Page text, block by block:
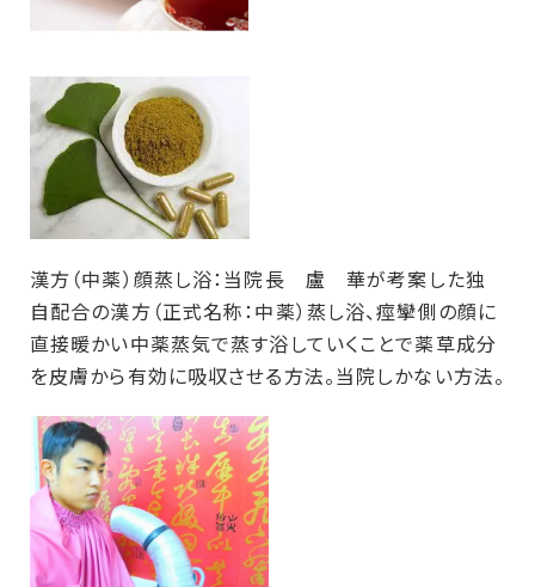
漢方（中薬）顔蒸し浴：当院長 盧 華が考案した独
自配合の漢方（正式名称：中薬）蒸し浴、痙攣側の顔に
直接暖かい中薬蒸気で蒸す浴していくことで薬草成分
を皮膚から有効に吸収させる方法。当院しかない方法。